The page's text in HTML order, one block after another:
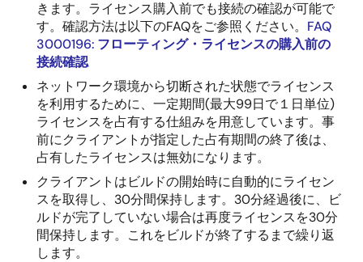
きます。ライセンス購入前でも接続の確認が可能で
す。確認方法は以下のFAQをご参照ください。 FAQ
3000196: フローティング・ライセンスの購入前の
接続確認
ネットワーク環境から切断された状態でライセンス
を利用するために、一定期間(最大99日で１日単位)
ライセンスを占有する仕組みを用意しています。事
前にクライアントが指定した占有期間の終了後は、
占有したライセンスは無効になります。
クライアントはビルドの開始時に自動的にライセン
スを取得し、30分間保持します。30分経過後に、ビ
ルドが完了していない場合は再度ライセンスを30分
間保持します。これをビルドが終了するまで繰り返
します。